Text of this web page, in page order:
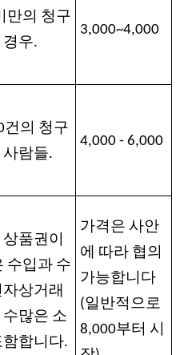
만의 청구
경우.
3,000~4,000
건의 청구
사람들.
4,000 - 6,000
품권이
수입과 수
상거래
많은 소
합니다.
가격은 사안
에 따라 협의
가능합니다
(일반적으로
8,000부터 시